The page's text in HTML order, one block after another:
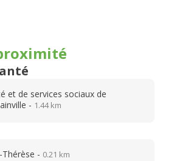
et de services sociaux de
- 1.44 km
- 0.21 km